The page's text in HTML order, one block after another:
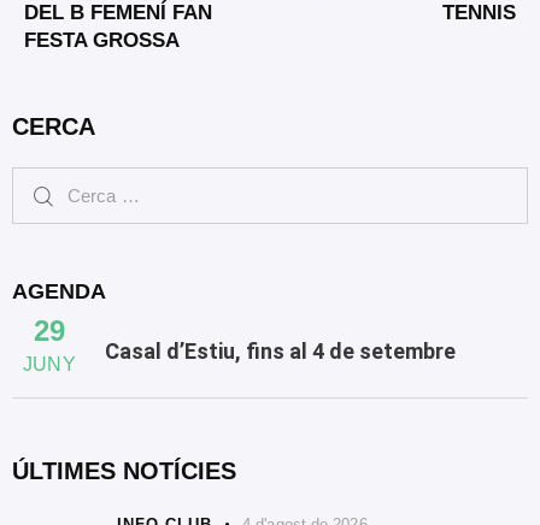
DEL B FEMENÍ FAN
FESTA GROSSA
TENNIS
CERCA
AGENDA
29
JUNY
Casal d’Estiu, fins al 4 de setembre
ÚLTIMES NOTÍCIES